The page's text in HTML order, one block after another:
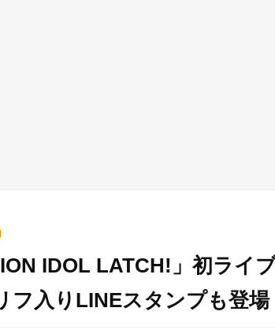
IDOL LATCH!」初ライ
フ入りLINEスタンプも登場